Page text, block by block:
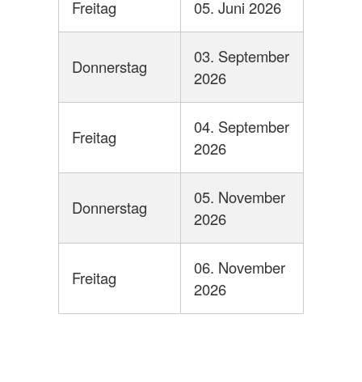
Freitag 05. Juni 2026
Donnerstag
03. September
2026
Freitag
04. September
2026
Donnerstag
05. November
2026
Freitag
06. November
2026